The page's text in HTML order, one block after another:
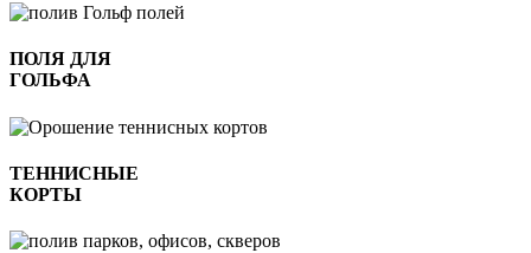
ПОЛЯ ДЛЯ
ГОЛЬФА
ТЕННИСНЫЕ
КОРТЫ